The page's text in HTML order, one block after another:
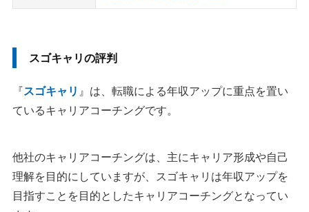
スゴキャリの評判
『スゴキャリ 』は、転職による年収アップに重点を置い
ているキャリアコーチングです。
他社のキャリアコーチングは、主にキャリア形成や自己
理解を目的にしていますが、スゴキャリは年収アップを
目指すことを目的としたキャリアコーチングとなってい